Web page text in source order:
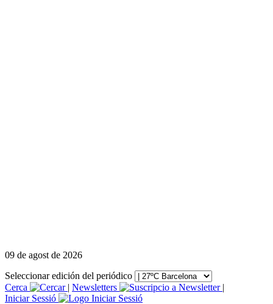
09 de agost de 2026
Seleccionar edición del periódico
Cerca
| Newsletters
|
Iniciar Sessió